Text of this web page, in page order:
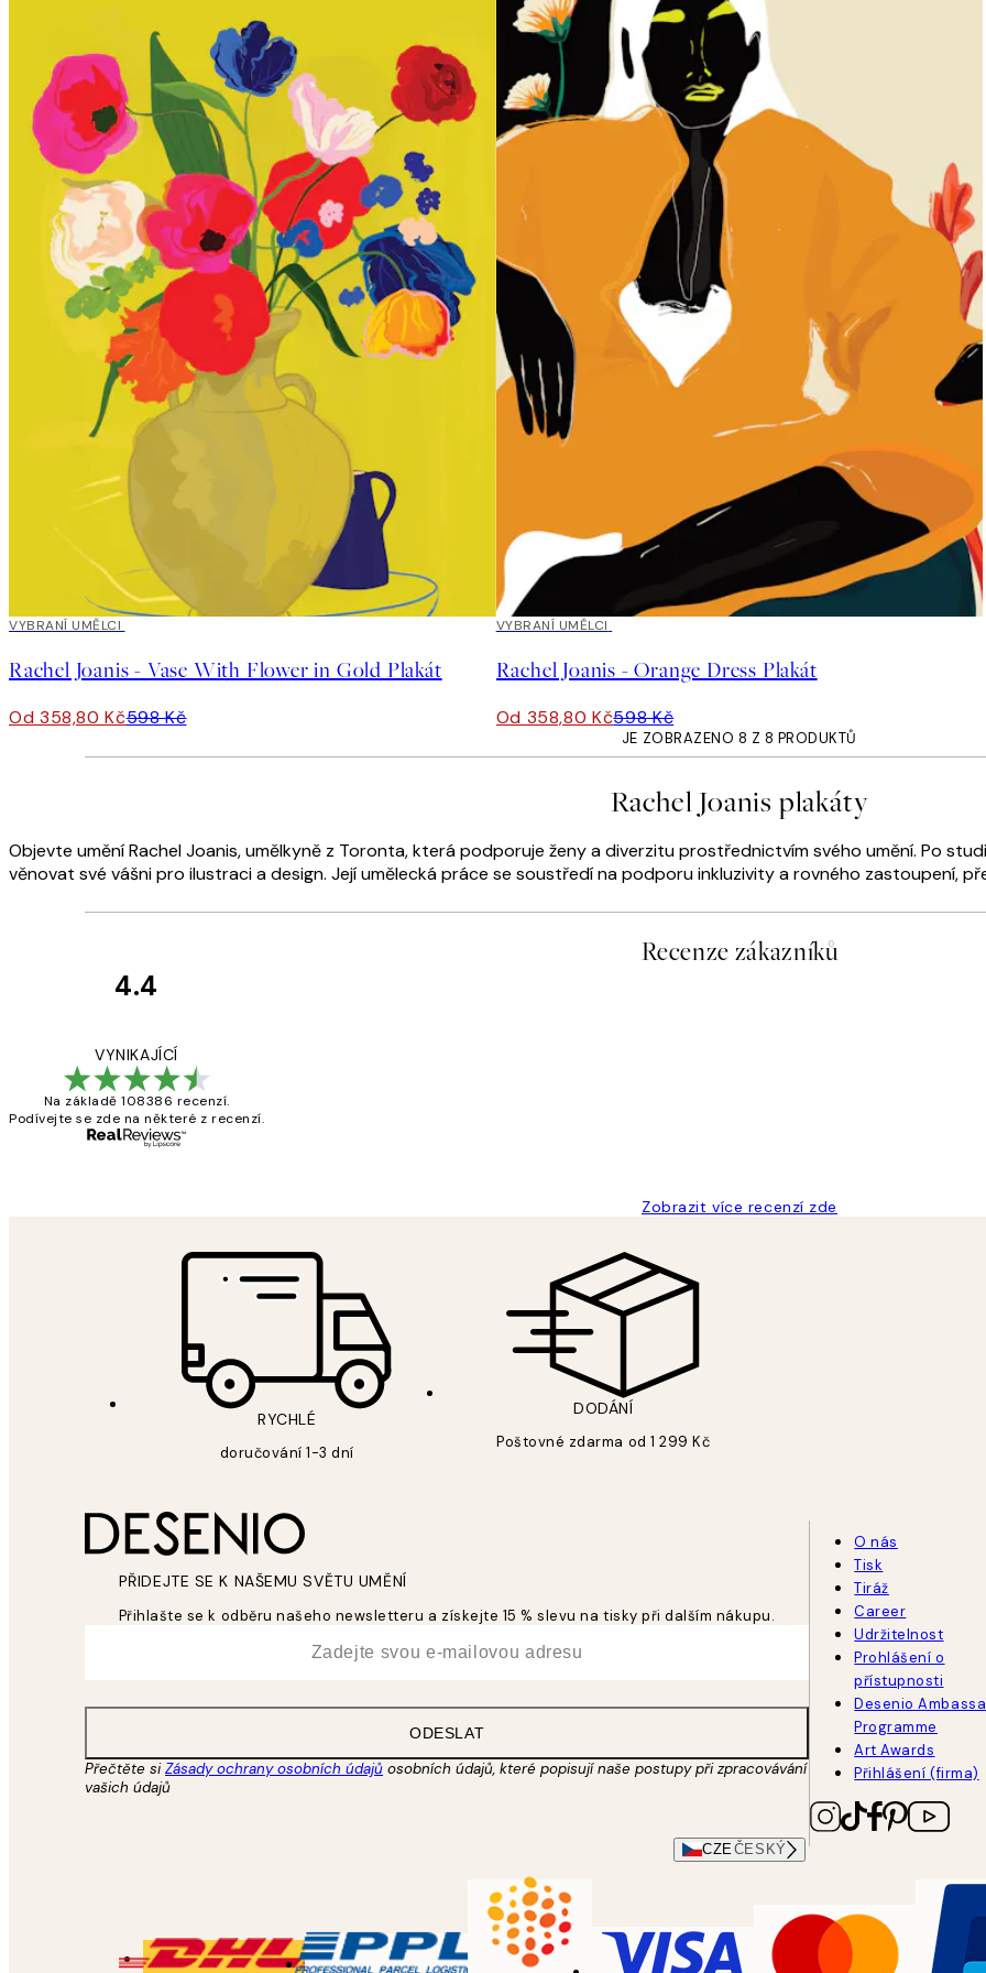
40%*
VYBRANÍ UMĚLCI
Rachel Joanis - Vase With Flower in Gold Plakát
Od 358,80 Kč598 Kč
40%*
VYBRANÍ UMĚLCI
Rachel Joanis - Orange Dress Plakát
Od 358,80 Kč598 Kč
JE ZOBRAZENO 8 Z 8 PRODUKTŮ
Rachel Joanis plakáty
Objevte umění Rachel Joanis, umělkyně z Toronta, která podporuje ženy a diverzitu prostřednictvím svého umění. Po
věnovat své vášni pro ilustraci a design. Její umělecká práce se soustředí na podporu inkluzivity a rovného zastoupení,
Recenze zákazníků
4.4
VYNIKAJÍCÍ
Na základě 108386 recenzí.
Podívejte se zde na některé z recenzí.
Zobrazit více recenzí zde
RYCHLÉ
doručování 1-3 dní
DODÁNÍ
Poštovné zdarma od 1 299 Kč
PŘIDEJTE SE K NAŠEMU SVĚTU UMĚNÍ
Přihlašte se k odběru našeho newsletteru a získejte 15 % slevu na tisky při dalším nákupu.
ODESLAT
Přečtěte siZásady ochrany osobních údajů osobních údajů, které popisují naše postupy při zpracovávání
vašich údajů
O nás
Tisk
Tiráž
Career
Udržitelnost
Prohlášení o
přístupnosti
Desenio
Programme
Art Awards
Přihlášení (firma)
CZEČESKÝ